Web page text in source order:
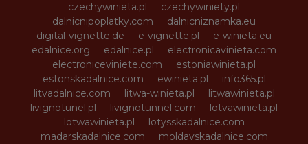
czechywinieta.pl
czechywiniety.pl
dalnicnipoplatky.com
dalnicniznamka.eu
digital-vignette.de
e-vignette.pl
e-winieta.eu
edalnice.org
edalnice.pl
electronicavinieta.com
electroniceviniete.com
estoniawinieta.pl
estonskadalnice.com
ewinieta.pl
info365.pl
litvadalnice.com
litwa-winieta.pl
litwawinieta.pl
livignotunel.pl
livignotunnel.com
lotvawinieta.pl
lotwawinieta.pl
lotysskadalnice.com
madarskadalnice.com
moldavskadalnice.com